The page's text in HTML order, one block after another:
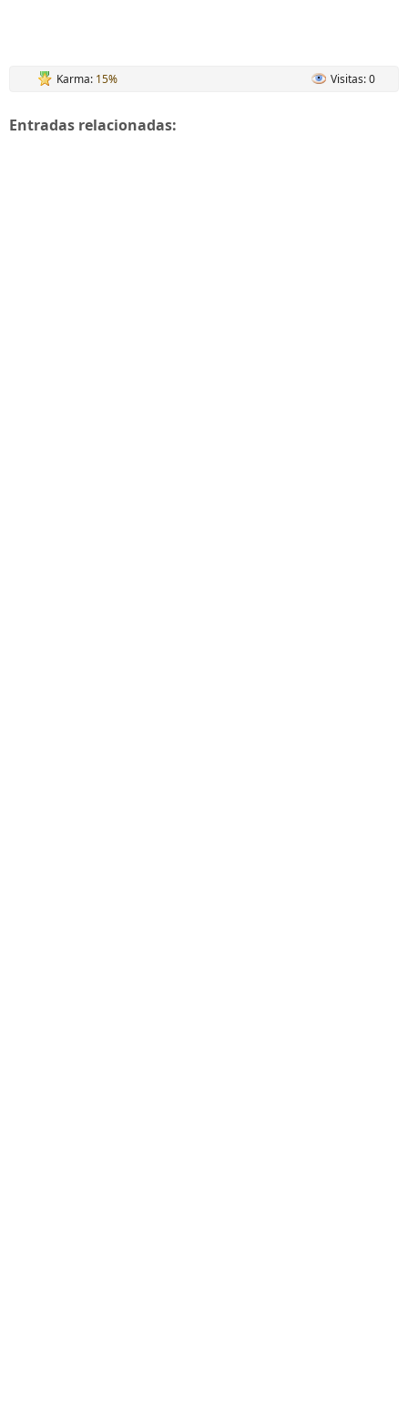
Karma: 15% Visitas: 0
Entradas relacionadas: